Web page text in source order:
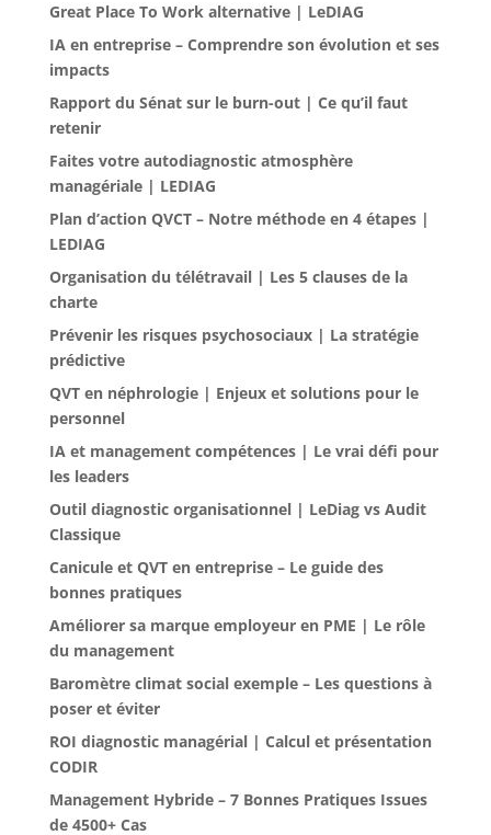
Great Place To Work alternative | LeDIAG
IA en entreprise – Comprendre son évolution et ses
impacts
Rapport du Sénat sur le burn-out | Ce qu’il faut
retenir
Faites votre autodiagnostic atmosphère
managériale | LEDIAG
Plan d’action QVCT – Notre méthode en 4 étapes |
LEDIAG
Organisation du télétravail | Les 5 clauses de la
charte
Prévenir les risques psychosociaux | La stratégie
prédictive
QVT en néphrologie | Enjeux et solutions pour le
personnel
IA et management compétences | Le vrai défi pour
les leaders
Outil diagnostic organisationnel | LeDiag vs Audit
Classique
Canicule et QVT en entreprise – Le guide des
bonnes pratiques
Améliorer sa marque employeur en PME | Le rôle
du management
Baromètre climat social exemple – Les questions à
poser et éviter
ROI diagnostic managérial | Calcul et présentation
CODIR
Management Hybride – 7 Bonnes Pratiques Issues
de 4500+ Cas